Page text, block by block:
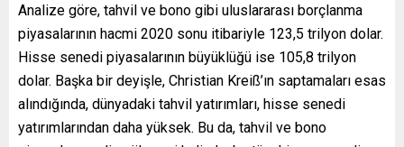
Analize göre, tahvil ve bono gibi uluslararası borçlanma
piyasalarının hacmi 2020 sonu itibariyle 123,5 trilyon dolar.
Hisse senedi piyasalarının büyüklüğü ise 105,8 trilyon
dolar. Başka bir deyişle, Christian Kreiß’ın saptamaları esas
alındığında, dünyadaki tahvil yatırımları, hisse senedi
yatırımlarından daha yüksek. Bu da, tahvil ve bono